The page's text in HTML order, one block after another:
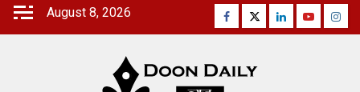
Skip
August 8, 2026 Facebook
TwitterLinkedinYoutube